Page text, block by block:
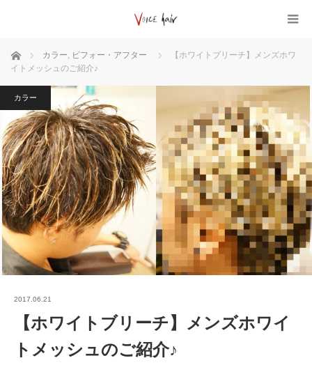
ホーム カラー, ビフォー・アフター
【ホワイトブリーチ】メンズホワ
イトメッシュのご紹介♪
カラー
2017.06.21
【ホワイトブリーチ】メンズホワイ
トメッシュのご紹介♪